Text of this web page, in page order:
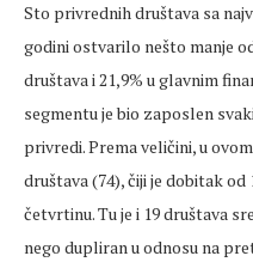
Sto privrednih društava sa
godini ostvarilo nešto manje
društava i 21,9% u glavnim
segmentu je bio zaposlen
privredi. Prema veličini, u
društava (74), čiji je dobitak
četvrtinu. Tu je i 19 društava
nego dupliran u odnosu na